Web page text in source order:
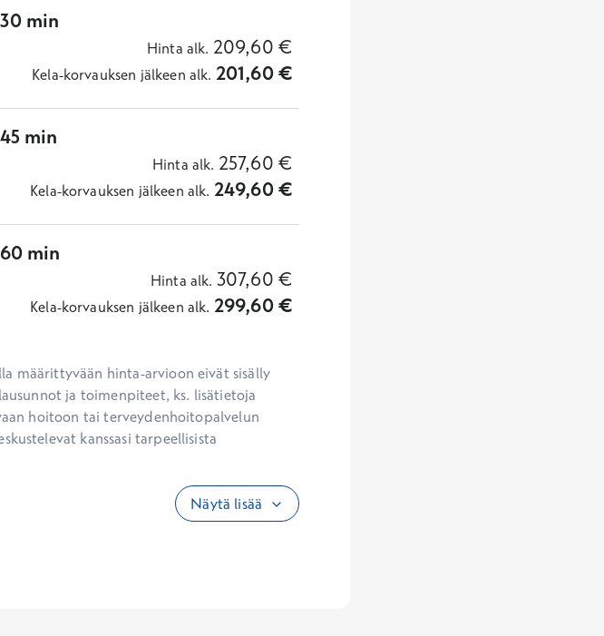
min
Hinta alk. 209,60 €
Kela-korvauksen jälkeen alk. 201,60€
min
Hinta alk. 257,60 €
Kela-korvauksen jälkeen alk. 249,60€
min
Hinta alk. 307,60 €
Kela-korvauksen jälkeen alk. 299,60€
määrittyvään hinta-arvioon eivät sisälly
ja toimenpiteet, ks. lisätietoja
hoitoon tai terveydenhoitopalvelun
kanssasi tarpeellisista
Näytä lisää